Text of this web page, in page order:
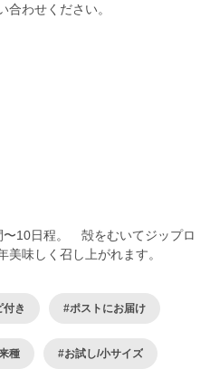
わせください。
〜10日程。 殻をむいてジップロ
美味しく召し上がれます。
き #ポストにお届け
種 #お試し/小サイズ